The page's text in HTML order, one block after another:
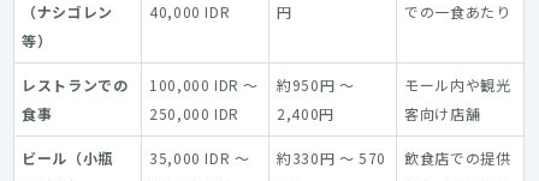
（ナシゴレン
等）
40,000 IDR
円
での一食あたり
レストランでの
食事
100,000 IDR ～
250,000 IDR
約950円 ～
2,400円
モール内や観光
客向け店舗
ビール（小瓶
35,000 IDR ～
約330円 ～ 570
飲食店での提供